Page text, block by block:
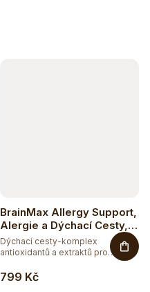
BrainMax Allergy Support,
Alergie a Dýchací Cesty,
90 rostlinných kapslí
799 Kč
Dýchací cesty-komplex
antioxidantů a extraktů pro